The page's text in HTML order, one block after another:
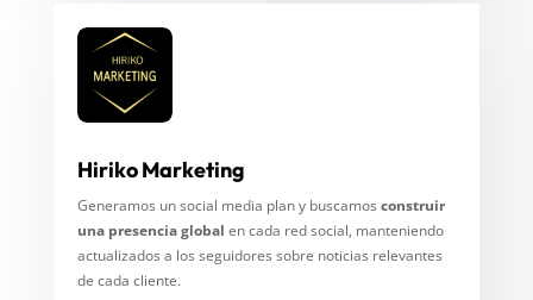
Hiriko Marketing
Generamos un social media plan y buscamos construir
una presencia global en cada red social, manteniendo
actualizados a los seguidores sobre noticias relevantes
de cada cliente.